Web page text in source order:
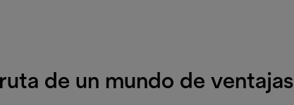
de un mundo de ventajas